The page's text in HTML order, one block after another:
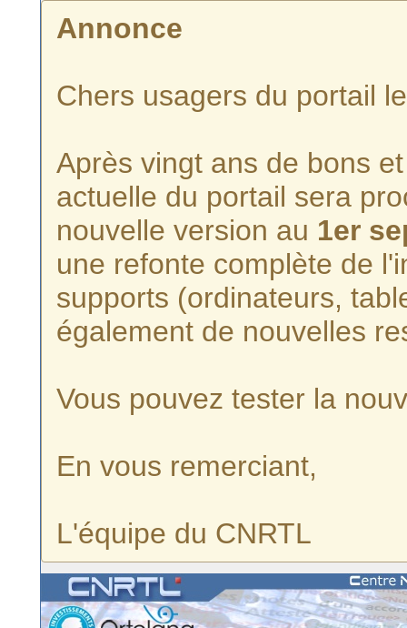
Annonce
Chers usagers du portail
Après vingt ans de bons
actuelle du portail sera
nouvelle version au 1er
une refonte complète de
supports (ordinateurs,
également de nouvelles
Vous pouvez tester la
En vous remerciant,
L'équipe du CNRTL